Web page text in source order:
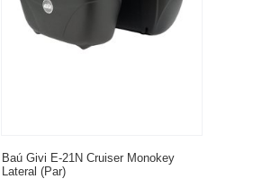
Baú Givi E-21N Cruiser Monokey
Lateral (Par)